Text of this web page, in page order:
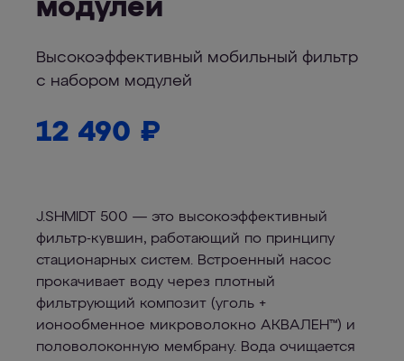
модулей
Высокоэффективный мобильный фильтр
с набором модулей
12 490 ₽
J.SHMIDT 500 — это высокоэффективный
фильтр-кувшин, работающий по принципу
стационарных систем. Встроенный насос
прокачивает воду через плотный
фильтрующий композит (уголь +
ионообменное микроволокно АКВАЛЕН™) и
половолоконную мембрану. Вода очищается